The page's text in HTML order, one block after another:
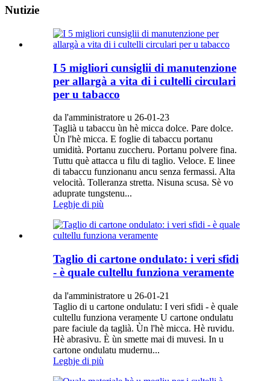
Nutizie
I 5 migliori cunsiglii di manutenzione
per allargà a vita di i cultelli circulari
per u tabacco
da l'amministratore u 26-01-23
Taglià u tabaccu ùn hè micca dolce. Pare dolce.
Ùn l'hè micca. E foglie di tabaccu portanu
umidità. Portanu zuccheru. Portanu polvere fina.
Tuttu què attacca u filu di taglio. Veloce. E linee
di tabaccu funzionanu ancu senza fermassi. Alta
velocità. Tolleranza stretta. Nisuna scusa. Sè vo
aduprate tungstenu...
Leghje di più
Taglio di cartone ondulato: i veri sfidi
- è quale cultellu funziona veramente
da l'amministratore u 26-01-21
Taglio di u cartone ondulatu: I veri sfidi - è quale
cultellu funziona veramente U cartone ondulatu
pare faciule da taglià. Ùn l'hè micca. Hè ruvidu.
Hè abrasivu. È ùn smette mai di muvesi. In u
cartone ondulatu mudernu...
Leghje di più